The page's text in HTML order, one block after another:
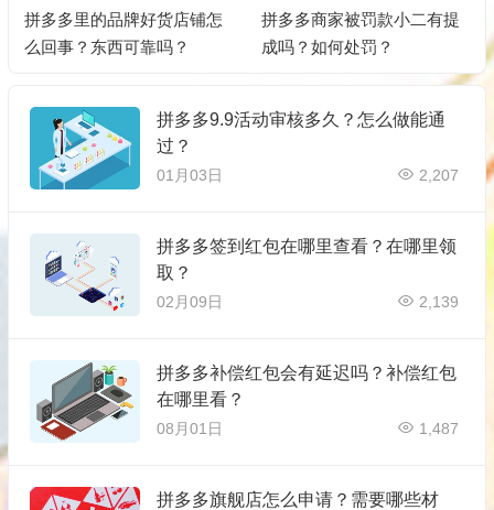
拼多多里的品牌好货店铺怎
么回事？东西可靠吗？
拼多多商家被罚款小二有提
成吗？如何处罚？
拼多多9.9活动审核多久？怎么做能通
过？
01月03日 2,207
拼多多签到红包在哪里查看？在哪里领
取？
02月09日 2,139
拼多多补偿红包会有延迟吗？补偿红包
在哪里看？
08月01日 1,487
拼多多旗舰店怎么申请？需要哪些材